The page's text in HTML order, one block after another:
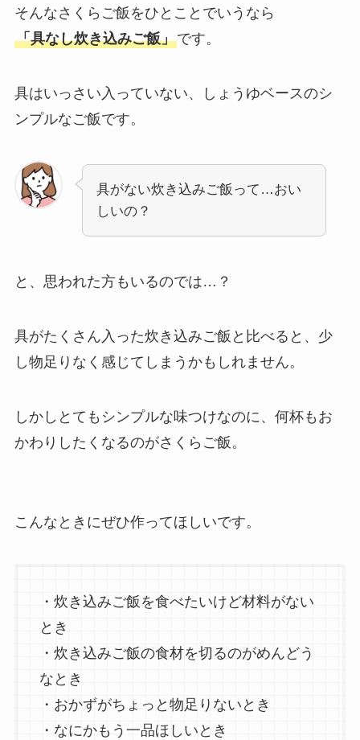
そんなさくらご飯をひとことでいうなら
「具なし炊き込みご飯」です。
具はいっさい入っていない、しょうゆベースのシ
ンプルなご飯です。
具がない炊き込みご飯って…おい
しいの？
と、思われた方もいるのでは…？
具がたくさん入った炊き込みご飯と比べると、少
し物足りなく感じてしまうかもしれません。
しかしとてもシンプルな味つけなのに、何杯もお
かわりしたくなるのがさくらご飯。
こんなときにぜひ作ってほしいです。
・炊き込みご飯を食べたいけど材料がない
とき
・炊き込みご飯の食材を切るのがめんどう
なとき
・おかずがちょっと物足りないとき
・なにかもう一品ほしいとき